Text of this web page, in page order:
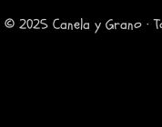
© 2025 Canela y Grano ·